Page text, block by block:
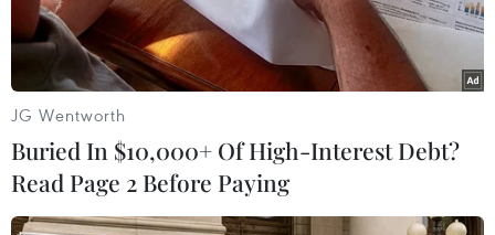
JG Wentworth
Buried In $10,000+ Of High-Interest Debt?
Read Page 2 Before Paying